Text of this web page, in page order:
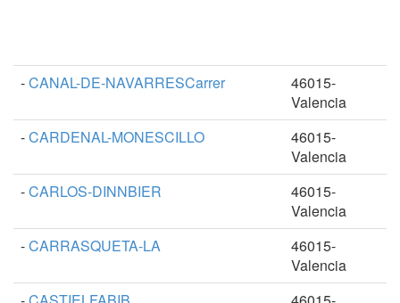
-CANAL-DE-NAVARRESCarrer
46015-
Valencia
-CARDENAL-MONESCILLO
46015-
Valencia
-CARLOS-DINNBIER
46015-
Valencia
-CARRASQUETA-LA
46015-
Valencia